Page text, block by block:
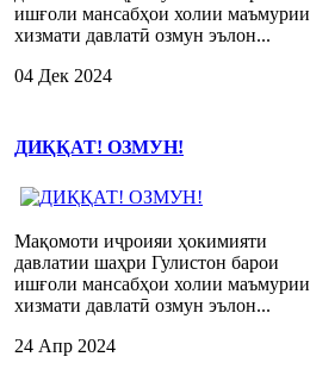
ишғоли мансабҳои холии маъмурии
хизмати давлатӣ озмун эълон...
04 Дек 2024
ДИҚҚАТ! ОЗМУН!
Мақомоти иҷроияи ҳокимияти
давлатии шаҳри Гулистон барои
ишғоли мансабҳои холии маъмурии
хизмати давлатӣ озмун эълон...
24 Апр 2024